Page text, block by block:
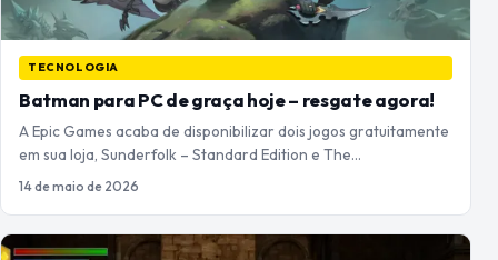
TECNOLOGIA
Batman para PC de graça hoje – resgate agora!
A Epic Games acaba de disponibilizar dois jogos gratuitamente
em sua loja, Sunderfolk – Standard Edition e The…
14 de maio de 2026